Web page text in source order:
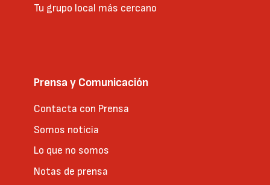
Tu grupo local más cercano
Prensa y Comunicación
Contacta con Prensa
Somos noticia
Lo que no somos
Notas de prensa